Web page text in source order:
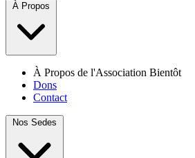
À Propos
À Propos de l'Association Bientôt
Dons
Contact
Nos Sedes